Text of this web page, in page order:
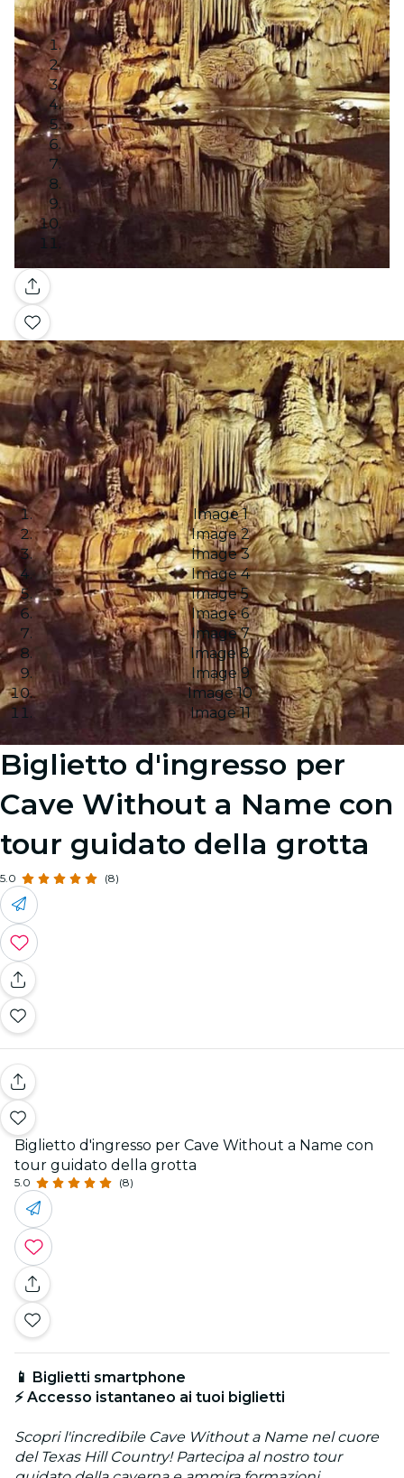
Galleria
Image 1
Image 2
Image 3
Image 4
Image 5
Image 6
Image 7
Image 8
Image 9
Image 10
Image 11
Biglietto d'ingresso per
Cave Without a Name con
tour guidato della grotta
5.0 (8)
Biglietto d'ingresso per Cave Without a Name con
tour guidato della grotta
5.0 (8)
📱 Biglietti smartphone
⚡ Accesso istantaneo ai tuoi biglietti
Scopri l'incredibile Cave Without a Name nel cuore
del Texas Hill Country! Partecipa al nostro tour